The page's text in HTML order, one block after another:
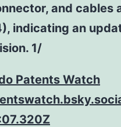
and cables
indicating an
1/
Patents Watch